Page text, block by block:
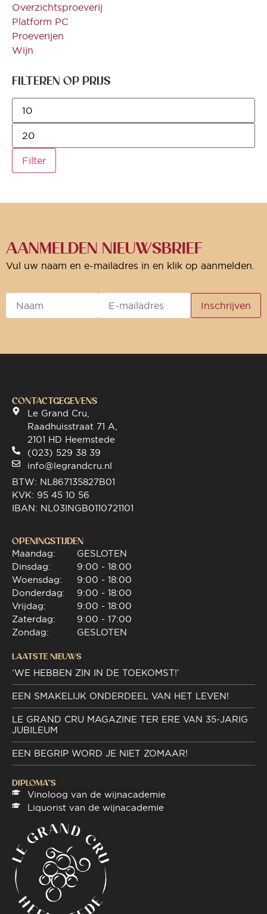
Overzichtsproeverij
Platform PC
Proeverijen
Wijn
FILTEREN OP PRIJS
Filter
AANMELDEN NIEUWSBRIEF
Vul uw naam en e-mailadres in en klik op aanmelden.
CONTACTGEGEVENS
Le Grand Cru,
Raadhuisstraat 71 A,
2101 HD Heemstede
(023) 529 38 39
info@legrandcru.nl
BTW: NL867135827B01
KVK: 95 45 10 56
IBAN: NL03INGB0110721101
OPENINGSTIJDEN
Maandag:
Dinsdag:
Woensdag:
Donderdag:
Vrijdag:
Zaterdag:
Zondag:
GESLOTEN
9:00 - 18:00
9:00 - 18:00
9:00 - 18:00
9:00 - 18:00
9:00 - 17:00
GESLOTEN
LAATSTE NIEUWS
‘WE HEBBEN ZIN IN DE TOEKOMST!’
EEN SMAKELIJK ONDERDEEL VAN HET LEVEN!
LE GRAND CRU MAGAZINE TER ERE VAN 35-JARIG
JUBILEUM
EEN BEGRIP WORD JE NIET ZOMAAR!
DIPLOMA"S
Vinoloog van de wijnacademie
Liquorist van de wijnacademie